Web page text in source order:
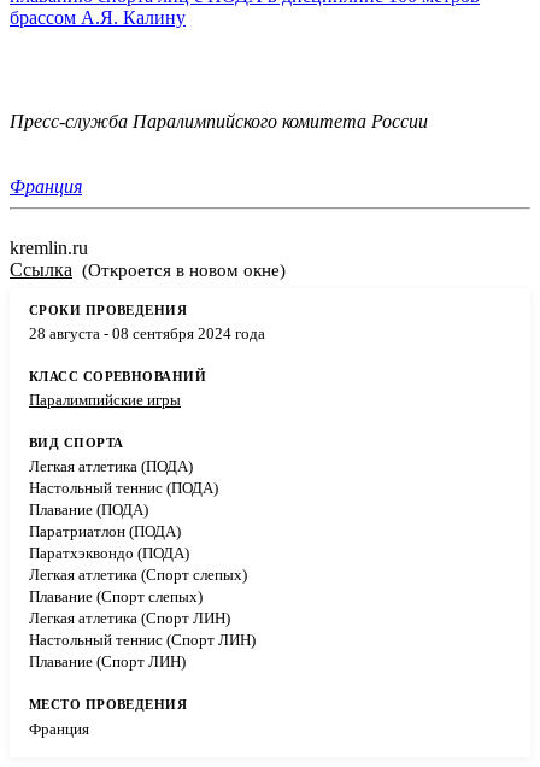
брассом А.Я. Калину
Пресс-служба Паралимпийского комитета России
Франция
kremlin.ru
Ссылка (Откроется в новом окне)
28 августа - 08 сентября 2024 года
Паралимпийские игры
Легкая атлетика (ПОДА)
Настольный теннис (ПОДА)
Плавание (ПОДА)
Паратриатлон (ПОДА)
Паратхэквондо (ПОДА)
Легкая атлетика (Спорт слепых)
Плавание (Спорт слепых)
Легкая атлетика (Спорт ЛИН)
Настольный теннис (Спорт ЛИН)
Плавание (Спорт ЛИН)
Франция